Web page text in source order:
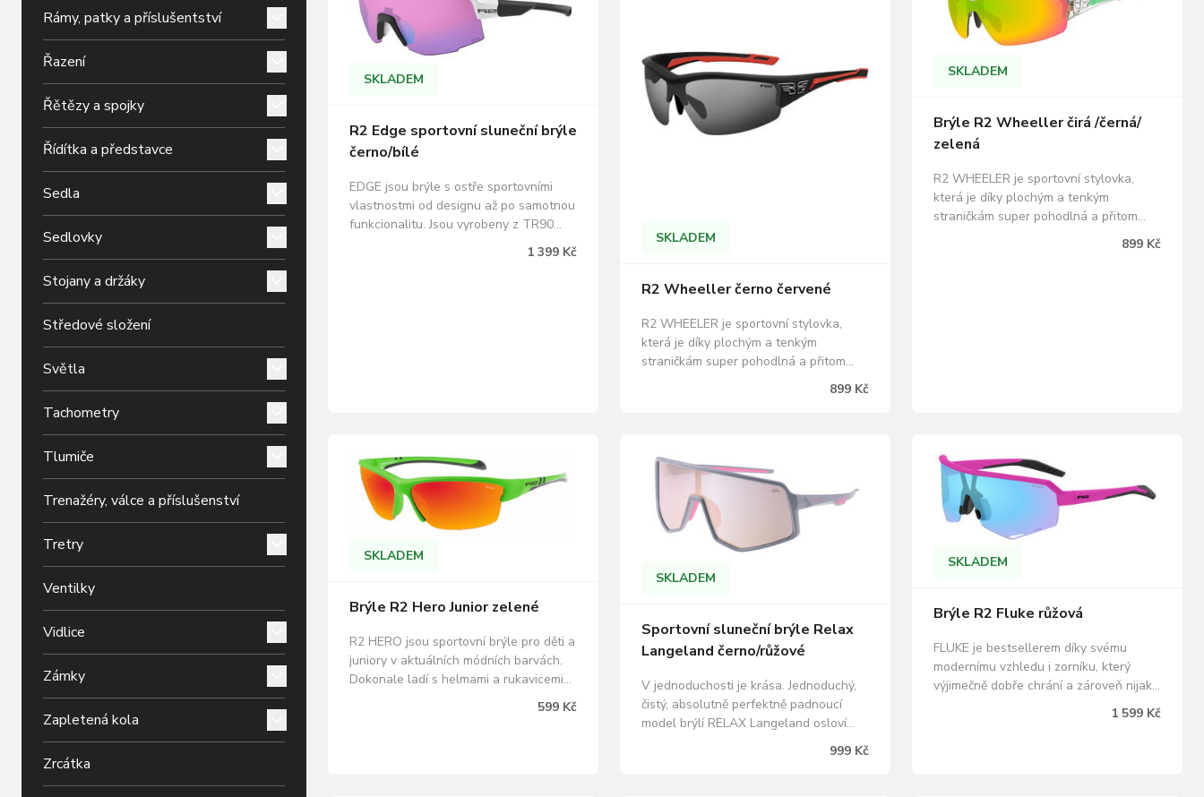
Rámy, patky a příslušentství
Řazení
Řětězy a spojky
Řídítka a představce
Sedla
Sedlovky
Stojany a držáky
Středové složení
Světla
Tachometry
Tlumiče
Trenažéry, válce a příslušenství
Tretry
Ventilky
Vidlice
Zámky
Zapletená kola
Zrcátka
SKLADEM
R2 Edge sportovní sluneční brýle
černo/bílé
EDGE jsou brýle s ostře sportovními
vlastnostmi od designu až po samotnou
funkcionalitu. Jsou vyrobeny z TR90
Grilamidu, takže je jen tak nezničíte.
1 399 Kč
SKLADEM
R2 Wheeller černo červené
R2 WHEELER je sportovní stylovka,
která je díky plochým a tenkým
straničkám super pohodlná a přitom
vůbec neklouže. V 3D nastavitelný
zásadně snižuje váhu a zvyšuje
životnost těchto velmi pohodlných…
899 Kč
SKLADEM
Brýle R2 Wheeller čirá /černá/
zelená
R2 WHEELER je sportovní stylovka,
která je díky plochým a tenkým
straničkám super pohodlná a přitom
899 Kč
SKLADEM
Brýle R2 Hero Junior zelené
R2 HERO jsou sportovní brýle pro děti a
juniory v aktuálních módních barvách.
Dokonale ladí s helmami a rukavicemi
R2. Navíc za rozumnou cenu.100%
599 Kč
SKLADEM
Sportovní sluneční brýle Relax
Langeland černo/růžové
V jednoduchosti je krása. Jednoduchý,
čistý, absolutně perfektně padnoucí
model brýlí RELAX Langeland osloví
kaŽdého, kdo nehledá okázalost, ale
999 Kč
SKLADEM
Brýle R2 Fluke růžová
FLUKE je bestsellerem díky svému
modernímu vzhledu i zorníku, který
výjimečně dobře chrání a zároveň nijak
čočky s ultra vysokou ochranou UV400
1 599 Kč